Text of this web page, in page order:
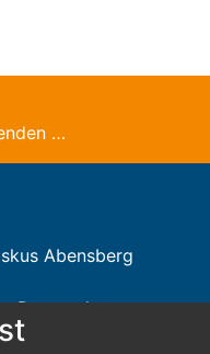
Start unserer Berufsvorbereitenden Bildungsmassnahmen (BvB) am 30. August 2021
Abensberg
Datenschutz